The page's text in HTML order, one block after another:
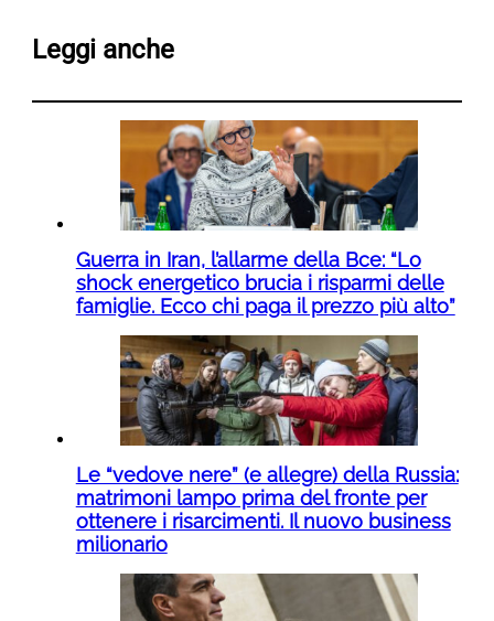
Leggi anche
Guerra in Iran, l’allarme della Bce: “Lo
shock energetico brucia i risparmi delle
famiglie. Ecco chi paga il prezzo più alto”
Le “vedove nere” (e allegre) della Russia:
matrimoni lampo prima del fronte per
ottenere i risarcimenti. Il nuovo business
milionario